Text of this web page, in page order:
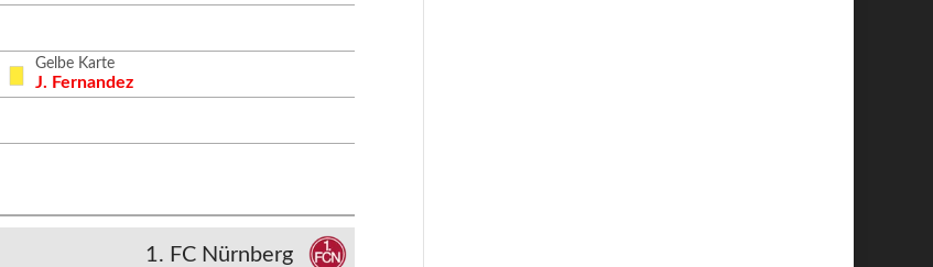
Gelbe Karte
J. Fernandez
1. FC Nürnberg